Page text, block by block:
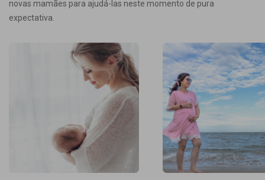
novas mamães para ajudá-las neste momento de pura
expectativa.